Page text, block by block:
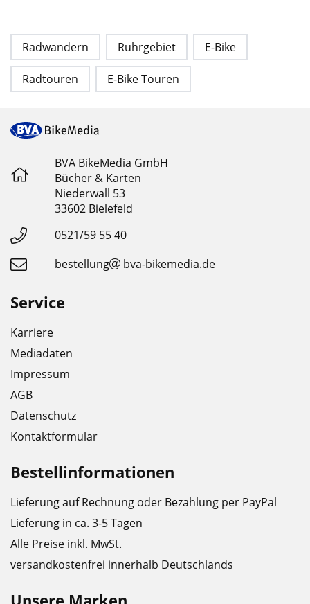
Radwandern Ruhrgebiet E-Bike
Radtouren E-Bike Touren
BVA BikeMedia GmbH
Bücher & Karten
Niederwall 53
33602 Bielefeld
0521/59 55 40
bestellung
bva-bikemedia.de
Service
Karriere
Mediadaten
Impressum
AGB
Datenschutz
Kontaktformular
Bestellinformationen
Lieferung auf Rechnung oder Bezahlung per PayPal
Lieferung in ca. 3-5 Tagen
Alle Preise inkl. MwSt.
versandkostenfrei innerhalb Deutschlands